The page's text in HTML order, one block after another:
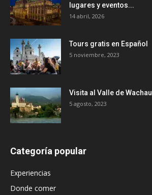
lugares y eventos...
14 abril, 2026
Tours gratis en Español
5 noviembre, 2023
Visita al Valle de Wachau
5 agosto, 2023
Categoría popular
Experiencias
Donde comer